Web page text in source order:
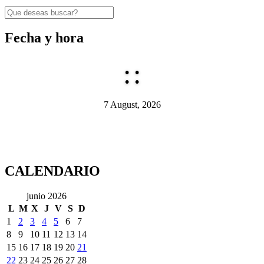
Fecha y hora
::
7 August, 2026
CALENDARIO
junio 2026
L M X J V S D
1
2 3 4 5 6
7
8
9 10 11 12 13 14
15 16 17 18 19 20 21
22 23 24 25 26 27 28